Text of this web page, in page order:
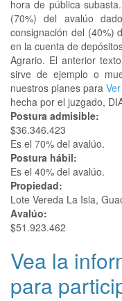
hora de pública
(70%) del avalúo
consignación del (40%)
en la cuenta de
Agrario. El anterior
sirve de ejemplo o
nuestros planes para
hecha por el juzgado,
Postura admisible:
$36.346.423
Es el 70% del avalúo.
Postura hábil:
Es el 40% del avalúo.
Propiedad:
Lote Vereda La Isla,
Avalúo:
$51.923.462
Vea la
para